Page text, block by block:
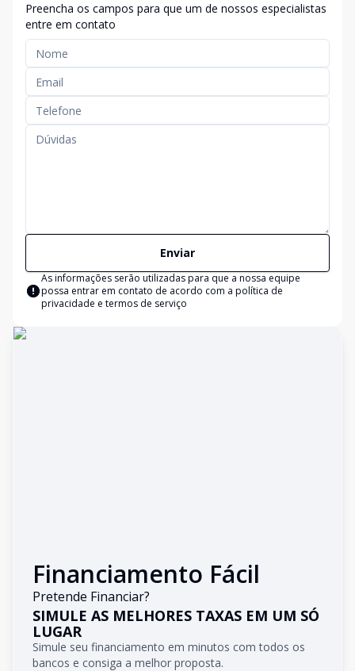
Preencha os campos para que um de nossos especialistas
entre em contato
Enviar
As informações serão utilizadas para que a nossa equipe
possa entrar em contato de acordo com a política de
privacidade e termos de serviço
Financiamento Fácil
Pretende Financiar?
SIMULE AS MELHORES TAXAS EM UM SÓ
LUGAR
Simule seu financiamento em minutos com todos os
bancos e consiga a melhor proposta.